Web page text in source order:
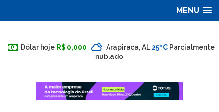
MENU
Dólar hoje R$ 0,000 Arapiraca, AL 25ºC Parcialmente
nublado